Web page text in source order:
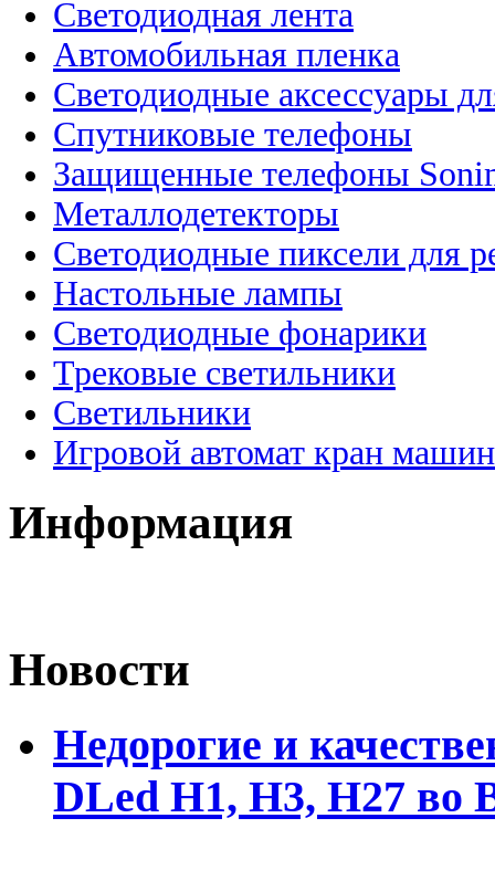
Светодиодная лента
Автомобильная пленка
Светодиодные аксессуары
Спутниковые телефоны
Защищенные телефоны
Металлодетекторы
Светодиодные пиксели для
Настольные лампы
Светодиодные фонарики
Трековые светильники
Светильники
Игровой автомат кран
Информация
Новости
Недорогие и
DLed Н1, Н3, Н27 во